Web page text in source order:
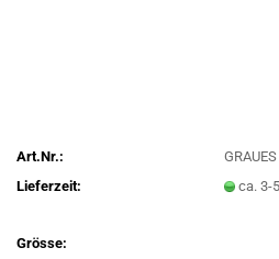
Art.Nr.:
Lieferzeit:
ca. 3-
Grösse: